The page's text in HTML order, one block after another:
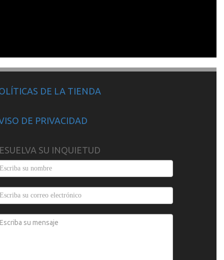
DE LA TIENDA
DE PRIVACIDAD
SU INQUIETUD